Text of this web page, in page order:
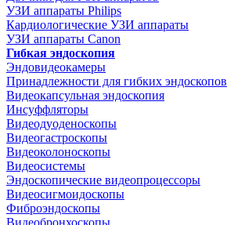
УЗИ аппараты Philips
Кардиологические УЗИ аппараты
УЗИ аппараты Canon
Гибкая эндоскопия
Эндовидеокамеры
Принадлежности для гибких эндоскопов
Видеокапсульная эндоскопия
Инсуффляторы
Видеодуоденоскопы
Видеогастроскопы
Видеоколоноскопы
Видеосистемы
Эндоскопические видеопроцессоры
Видеосигмоидоскопы
Фиброэндоскопы
Видеобронхоскопы